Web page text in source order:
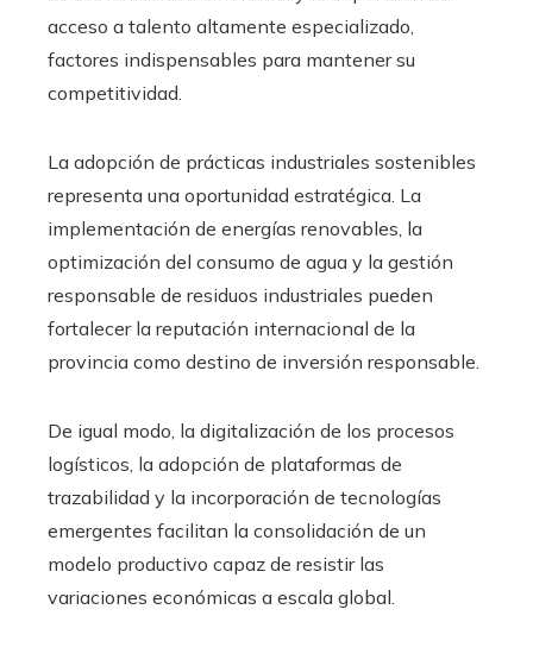
acceso a talento altamente especializado,
factores indispensables para mantener su
competitividad.
La adopción de prácticas industriales sostenibles
representa una oportunidad estratégica. La
implementación de energías renovables, la
optimización del consumo de agua y la gestión
responsable de residuos industriales pueden
fortalecer la reputación internacional de la
provincia como destino de inversión responsable.
De igual modo, la digitalización de los procesos
logísticos, la adopción de plataformas de
trazabilidad y la incorporación de tecnologías
emergentes facilitan la consolidación de un
modelo productivo capaz de resistir las
variaciones económicas a escala global.